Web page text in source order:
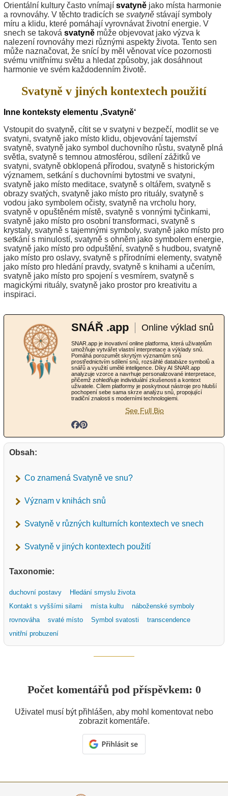
Orientální kultury často vnímají svatyně jako místa harmonie
a rovnováhy. V těchto tradicích se svatyně stávají symboly
míru a klidu, které pomáhají vyrovnávat životní energie. V
snech se taková svatyně může objevovat jako výzva k
nalezení rovnováhy mezi různými aspekty života. Tento sen
může naznačovat, že snící by měl věnovat více pozornosti
svému vnitřnímu světu a hledat způsoby, jak dosáhnout
harmonie ve svém každodenním životě.
Svatyně v jiných kontextech použití
Inne konteksty elementu ‚Svatyně‘
Vstoupit do svatyně, cítit se v svatyni v bezpečí, modlit se ve
svatyni, svatyně jako místo klidu, objevování tajemství
svatyně, svatyně jako symbol duchovního růstu, svatyně plná
světla, svatyně s temnou atmosférou, sdílení zážitků ve
svatyni, svatyně obklopená přírodou, svatyně s historickým
významem, setkání s duchovními bytostmi ve svatyni,
svatyně jako místo meditace, svatyně s oltářem, svatyně s
obrazy svatých, svatyně jako místo pro rituály, svatyně s
vodou jako symbolem očisty, svatyně na vrcholu hory,
svatyně v opuštěném místě, svatyně s vonnými tyčinkami,
svatyně jako místo pro osobní transformaci, svatyně s
krystaly, svatyně s tajemnými symboly, svatyně jako místo pro
setkání s minulostí, svatyně s ohněm jako symbolem energie,
svatyně jako místo pro odpuštění, svatyně s hudbou, svatyně
jako místo pro oslavy, svatyně s přírodními elementy, svatyně
jako místo pro hledání pravdy, svatyně s knihami a učením,
svatyně jako místo pro spojení s vesmírem, svatyně s
magickými rituály, svatyně jako prostor pro kreativitu a
inspiraci.
SNÁŘ .app Online výklad snů
SNAR.app je inovativní online platforma, která uživatelům
umožňuje vytvářet vlastní interpretace a výklady snů.
Pomáhá porozumět skrytým významům snů
prostřednictvím sdílení snů, rozsáhlé databáze symbolů a
snářů a využití umělé inteligence. Díky AI SNAR.app
analyzuje vzorce a navrhuje personalizované interpretace,
přičemž zohledňuje individuální zkušenosti a kontext
uživatele. Cílem platformy je poskytnout nástroje pro hlubší
pochopení sebe sama skrze analýzu snů, propojující
tradiční znalosti s moderními technologiemi.
See Full Bio
Obsah:
Co znamená Svatyně ve snu?
Význam v knihách snů
Svatyně v různých kulturních kontextech ve snech
Svatyně v jiných kontextech použití
Taxonomie:
duchovní postavy
Hledání smyslu života
Kontakt s vyššími silami
místa kultu
náboženské symboly
rovnováha
svaté místo Symbol svatosti
transcendence
vnitřní probuzení
Počet komentářů pod příspěvkem: 0
Uživatel musí být přihlášen, aby mohl komentovat nebo
zobrazit komentáře.